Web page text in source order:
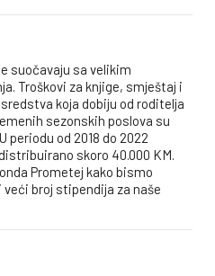
suočavaju sa velikim
Troškovi za knjige, smještaj i
koja dobiju od roditelja
sezonskih poslova su
periodu od 2018 do 2022
skoro 40.000 KM.
Prometej kako bismo
broj stipendija za naše